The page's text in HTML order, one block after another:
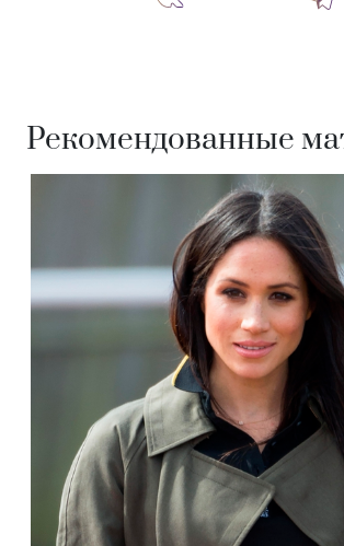
Рекомендованные